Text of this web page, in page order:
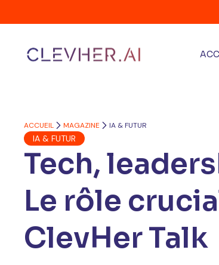
ACCUEIL MAGAZINE IA & FUTUR
IA & FUTUR
Tech,
Le rôle
ClevHer Talk